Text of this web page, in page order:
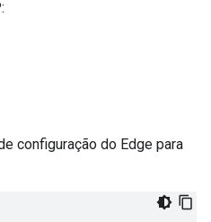
configuração do Edge para